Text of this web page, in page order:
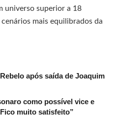
universo superior a 18
mais equilibrados da
após saída de Joaquim
como possível vice e
muito satisfeito”